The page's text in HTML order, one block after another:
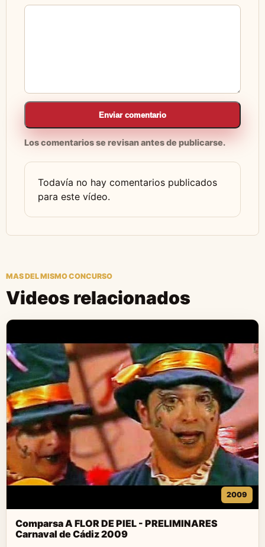
Enviar comentario
Los comentarios se revisan antes de publicarse.
Todavía no hay comentarios publicados
para este vídeo.
MAS DEL MISMO CONCURSO
Videos relacionados
2009
Comparsa A FLOR DE PIEL - PRELIMINARES
Carnaval de Cádiz 2009